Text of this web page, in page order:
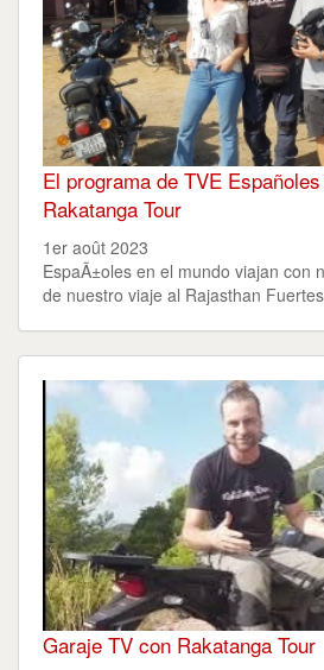
El programa de TVE
Rakatanga Tour
1er août 2023
EspaÃ±oles en el mundo viajan con
de nuestro viaje al Rajasthan
Garaje TV con Rakatanga Tour